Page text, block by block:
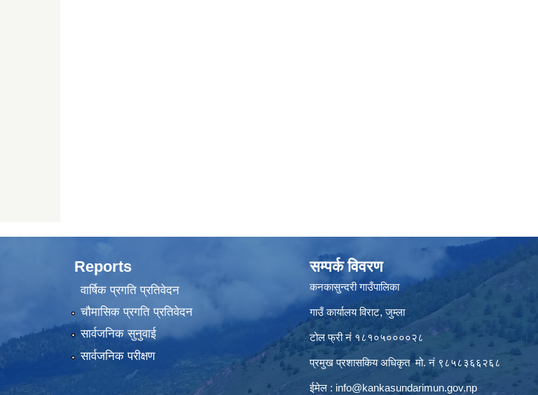
Reports
वार्षिक प्रगति प्रतिवेदन
चौमासिक प्रगति प्रतिवेदन
सार्वजनिक सुनुवाई
सार्वजनिक परीक्षण
सम्पर्क विवरण
कनकासुन्दरी गाउँपालिका
गाउँ कार्यालय विराट, जुम्ला
टोल फ्री नं १८१०५००००२८
प्रमुख प्रशासकिय अधिकृत मो. नं ९८५८३६६२६८
ईमेल : info@kankasundarimun.gov.np